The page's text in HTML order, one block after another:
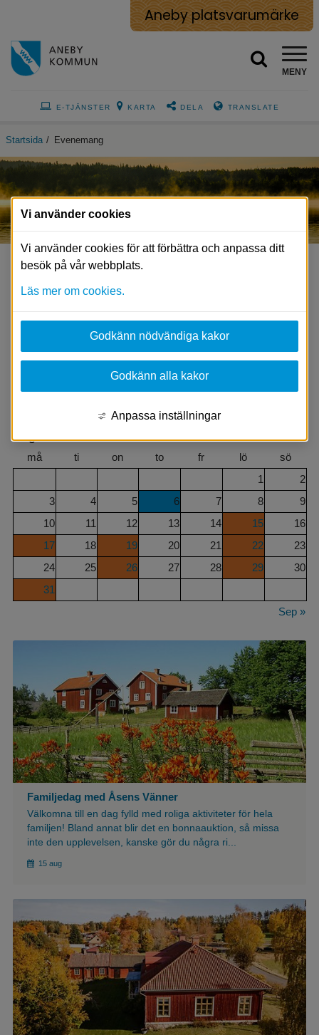
Aneby platsvarumärke
MENY
E-TJÄNSTER KARTA DELA TRANSLATE
Startsida / Evenemang
Om du har ett evenemang i Aneby kommun kan vi hjälpa till att
publicera det i evenemangskalendern.
Augusti
må ti on to fr lö
sö
1
2
3
4 5 6 7 8
9
10
11 12 13 14 15
16
17
18 19 20 21 22
23
24
25 26 27 28 29
30
31
Sep »
Familjedag med Åsens Vänner
Välkomna till en dag fylld med roliga aktiviteter för hela
familjen! Bland annat blir det en bonnaauktion, så missa
inte den upplevelsen, kanske gör du några ri...
15 aug
Vi använder cookies
Vi använder cookies för att förbättra och anpassa ditt
besök på vår webbplats.
Läs mer om cookies.
Godkänn nödvändiga kakor
Godkänn alla kakor
Anpassa inställningar